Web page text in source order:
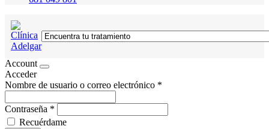
Account
Acceder
Nombre de usuario o correo electrónico *
Contraseña *
Recuérdame